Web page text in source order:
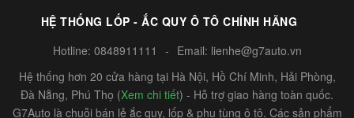
HỆ THỐNG LỐP - ẮC QUY Ô TÔ CHÍNH HÃNG
Hotline: 0848911111 - Email: lienhe@g7auto.vn
Hệ thống hơn 20 cửa hàng tại Hà Nội, Hồ Chí Minh, Hải Phòng,
Đà Nẵng, Phú Thọ (Xem chi tiết) - Hỗ trợ giao hàng toàn quốc.
G7Auto là chuỗi bán lẻ ắc quy, lốp & phụ tùng ô tô. Các sản phẩm